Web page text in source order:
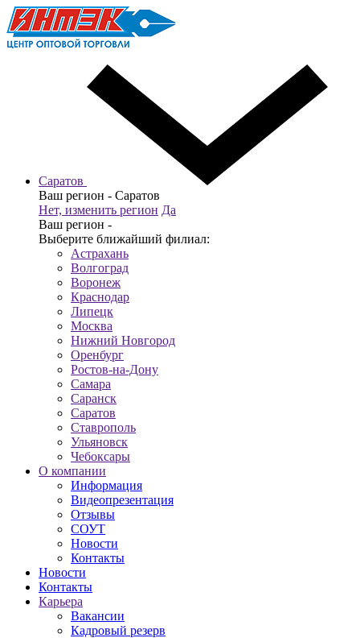
Саратов
Ваш регион - Саратов
Нет, изменить регион Да
Ваш регион -
Выберите ближайший филиал:
Астрахань
Волгоград
Воронеж
Краснодар
Липецк
Москва
Нижний Новгород
Оренбург
Ростов-на-Дону
Самара
Саранск
Саратов
Ставрополь
Ульяновск
Чебоксары
О компании
Информация
Видеопрезентация
Отзывы
СОУТ
Новости
Контакты
Новости
Контакты
Карьера
Вакансии
Кадровый резерв